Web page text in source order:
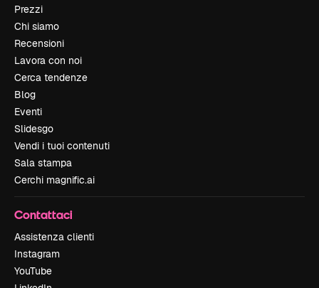
Prezzi
Chi siamo
Recensioni
Lavora con noi
Cerca tendenze
Blog
Eventi
Slidesgo
Vendi i tuoi contenuti
Sala stampa
Cerchi magnific.ai
Contattaci
Assistenza clienti
Instagram
YouTube